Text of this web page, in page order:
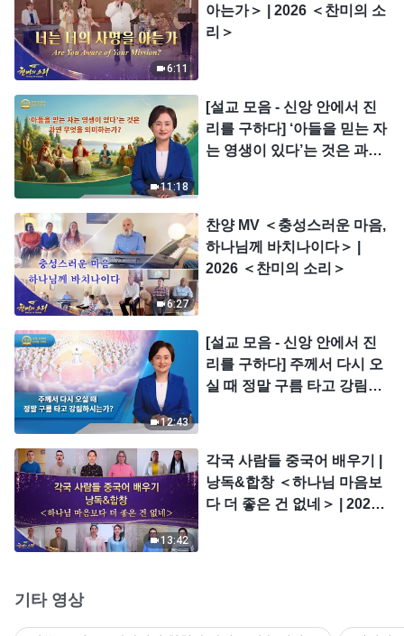
6:11
아는가＞ | 2026 ＜찬미의 소
리＞
11:18
[설교 모음 - 신앙 안에서 진
리를 구하다] ‘아들을 믿는 자
는 영생이 있다’는 것은 과연
6:27
찬양 MV ＜충성스러운 마음,
하나님께 바치나이다＞ |
2026 ＜찬미의 소리＞
12:43
[설교 모음 - 신앙 안에서 진
리를 구하다] 주께서 다시 오
실 때 정말 구름 타고 강림하
13:42
각국 사람들 중국어 배우기 |
낭독&합창 ＜하나님 마음보
다 더 좋은 건 없네＞ | 2026
기타 영상